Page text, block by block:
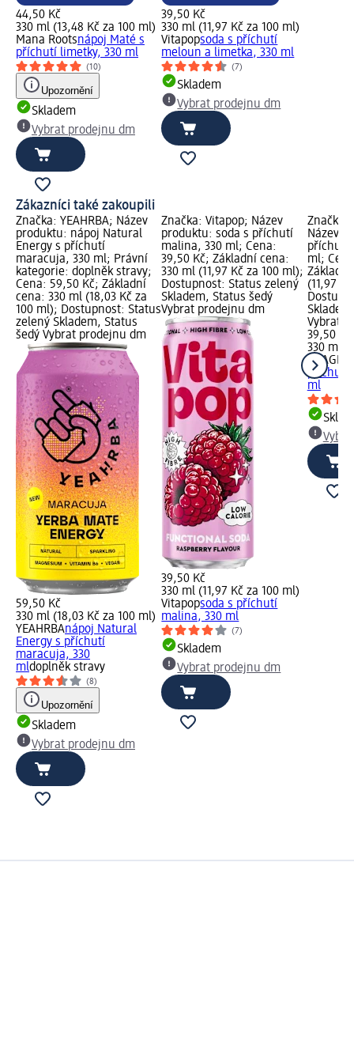
44,50 Kč
330 ml (13,48 Kč za 100 ml)
Mana Rootsnápoj Maté s
příchutí limetky, 330 ml
(10)
Upozornění
Skladem
Vybrat prodejnu dm
39,50 Kč
330 ml (11,97 Kč za 100 ml)
Vitapopsoda s příchutí
meloun a limetka, 330 ml
(7)
Skladem
Vybrat prodejnu dm
Zákazníci také zakoupili
Značka: YEAHRBA; Název
produktu: nápoj Natural
Energy s příchutí
maracuja, 330 ml; Právní
kategorie: doplněk stravy;
Cena: 59,50 Kč; Základní
cena: 330 ml (18,03 Kč za
100 ml); Dostupnost: Status
zelený Skladem, Status
šedý Vybrat prodejnu dm
59,50 Kč
330 ml (18,03 Kč za 100 ml)
YEAHRBAnápoj Natural
Energy s příchutí
maracuja, 330
mldoplněk stravy
(8)
Upozornění
Skladem
Vybrat prodejnu dm
Značka: Vitapop; Název
produktu: soda s příchutí
malina, 330 ml; Cena:
39,50 Kč; Základní cena:
330 ml (11,97 Kč za 100 ml);
Dostupnost: Status zelený
Skladem, Status šedý
Vybrat prodejnu dm
39,50 Kč
330 ml (11,97 Kč za 100 ml)
Vitapopsoda s příchutí
malina, 330 ml
(7)
Skladem
Vybrat prodejnu dm
Značka:
Název
příchutí
ml;
(11,97
Vybrat
39,50 Kč
330 ml
PRAGER
příchutí
ml